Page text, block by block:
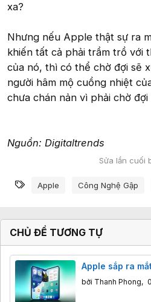
xa?
Nhưng nếu Apple thật sự ra
khiến tất cả phải trầm trồ với
của nó, thì có thể chờ đợi sẽ
người hâm mộ cuồng nhiệt
chưa chán nản vì phải chờ đợi
Nguồn: Digitaltrends
Sửa lần cuối
Từ khóa
Apple Công Nghệ Gập
CHỦ ĐỀ TƯƠNG TỰ
Apple sắp ra
bởi Thanh Phong,